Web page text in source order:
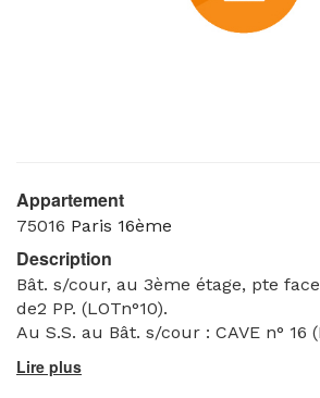
Appartement
75016 Paris 16ème
Description
Bât. s/cour, au 3ème étage, pte face : APPARTEMENT
de2 PP. (LOTn°10).
Au S.S. au Bât. s/cour :